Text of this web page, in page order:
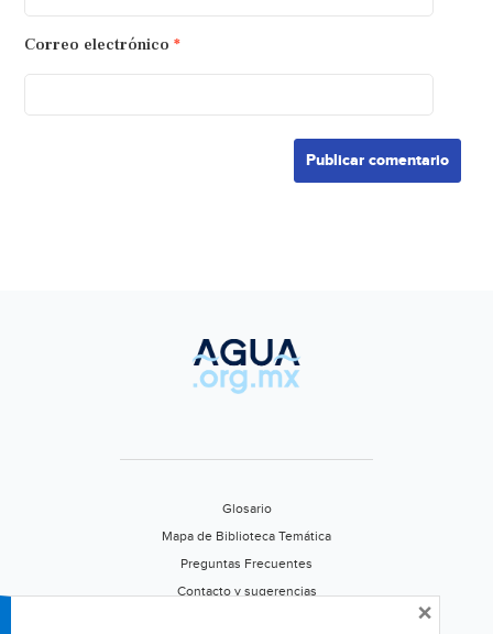
Correo electrónico *
Glosario
Mapa de Biblioteca Temática
Preguntas Frecuentes
Contacto y sugerencias
×